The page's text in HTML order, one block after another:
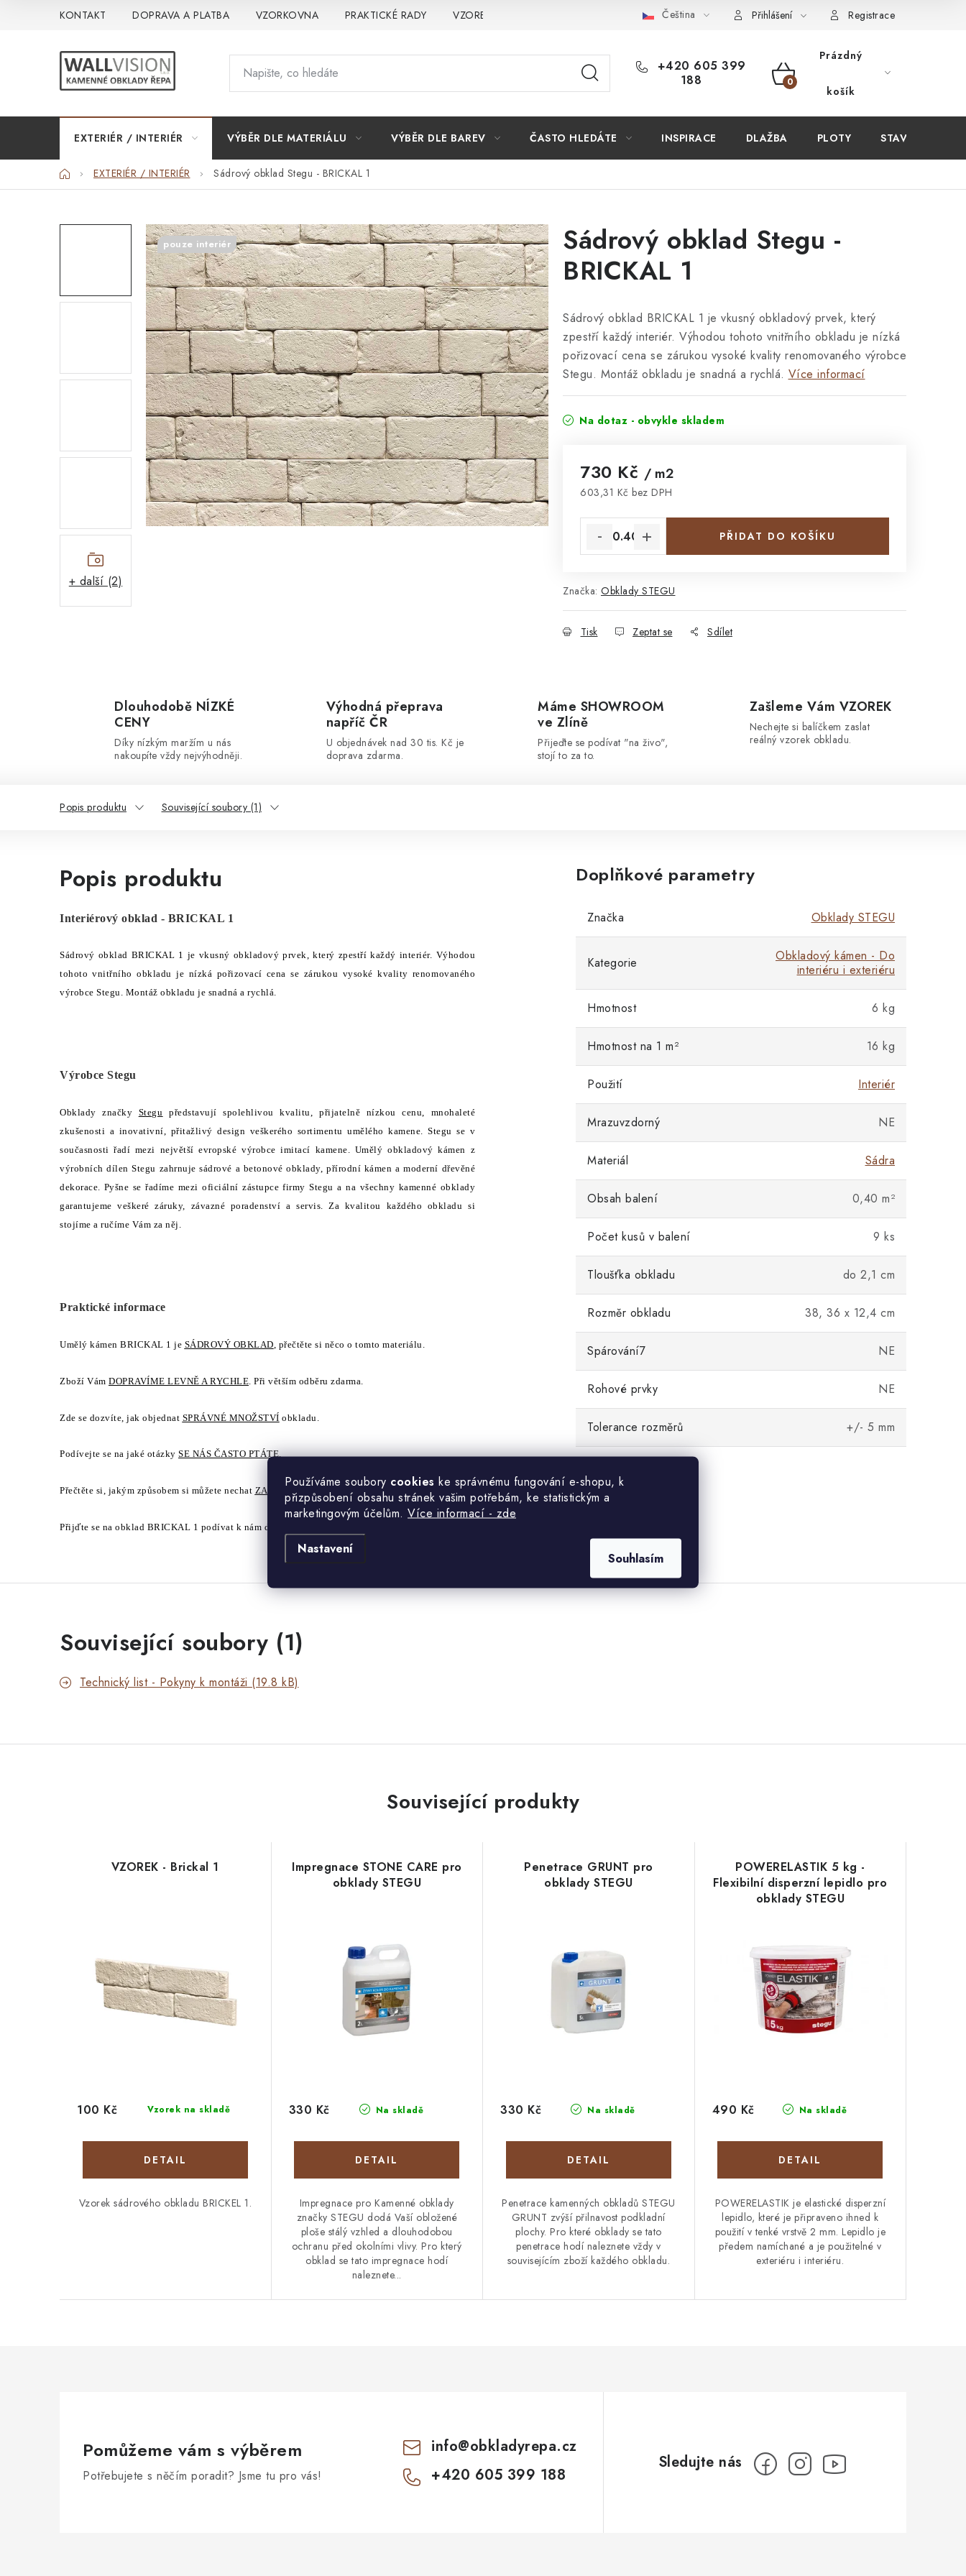
Používáme soubory cookies ke správnému fungování e-shopu, k
přizpůsobení obsahu stránek vašim potřebám, ke statistickým a
marketingovým účelům. Více informací - zde
Nastavení
Souhlasím
KONTAKT DOPRAVA A PLATBA VZORKOVNA PRAKTICKÉ RADY VZOREK PROČ KOUPIT U NÁS? VIRTUÁLNÍ PROHLÍDKA OBCHODNÍ
Čeština Přihlášení Registrace
+420 605 399
188
NÁKUPNÍ
Prázdný
košík
EXTERIÉR / INTERIÉR VÝBĚR DLE MATERIÁLU VÝBĚR DLE BAREV ČASTO HLEDÁTE INSPIRACE DLAŽBA PLOTY STAVEBNÍ
DomůEXTERIÉR / INTERIÉR Sádrový obklad Stegu - BRICKAL 1
+ další (2)
Sádrový obklad Stegu -
BRICKAL 1
Sádrový obklad BRICKAL 1 je vkusný obkladový prvek, který
zpestří každý interiér. Výhodou tohoto vnitřního obkladu je nízká
pořizovací cena se zárukou vysoké kvality renomovaného výrobce
Stegu. Montáž obkladu je snadná a rychlá. Více informací
Na dotaz - obvykle skladem
730 Kč / m2
603,31 Kč bez DPH
PŘIDAT DO KOŠÍKU
Značka: Obklady STEGU
Tisk Zeptat se Sdílet
pouze interiér
Dlouhodobě NÍZKÉ
CENY
Díky nízkým maržím u nás
nakoupíte vždy nejvýhodněji.
Výhodná přeprava
napříč ČR
U objednávek nad 30 tis. Kč je
doprava zdarma.
Máme SHOWROOM
ve Zlíně
Přijeďte se podívat "na živo",
stojí to za to.
Zašleme Vám VZOREK
Nechejte si balíčkem zaslat
reálný vzorek obkladu.
Popis produktu Související soubory (1)
Popis produktu
Interiérový obklad - BRICKAL 1
Sádrový obklad BRICKAL 1 je vkusný obkladový prvek, který zpestří každý interiér. Výhodou
tohoto vnitřního obkladu je nízká pořizovací cena se zárukou vysoké kvality renomovaného
výrobce Stegu. Montáž obkladu je snadná a rychlá.
Výrobce Stegu
Obklady značky Stegu představují spolehlivou kvalitu, přijatelně nízkou cenu, mnohaleté
zkušenosti a inovativní, přitažlivý design veškerého sortimentu umělého kamene. Stegu se v
současnosti řadí mezi největší evropské výrobce imitací kamene. Umělý obkladový kámen z
výrobních dílen Stegu zahrnuje sádrové a betonové obklady, přírodní kámen a moderní dřevěné
dekorace. Pyšne se řadíme mezi oficiální zástupce firmy Stegu a na všechny kamenné obklady
garantujeme veškeré záruky, závazné poradenství a servis. Za kvalitou každého obkladu si
stojíme a ručíme Vám za něj.
Praktické informace
Umělý kámen BRICKAL 1 je SÁDROVÝ OBKLAD, přečtěte si něco o tomto materiálu.
Zboží Vám DOPRAVÍME LEVNĚ A RYCHLE. Při větším odběru zdarma.
Zde se dozvíte, jak objednat SPRÁVNÉ MNOŽSTVÍ obkladu.
Podívejte se na jaké otázky SE NÁS ČASTO PTÁTE.
Přečtěte si, jakým způsobem si můžete nechat ZASLAT ZDARMA VZOREK tohoto obkladu.
Přijďte se na obklad BRICKAL 1 podívat k nám do
Doplňkové parametry
Značka Obklady STEGU
Kategorie
Obkladový kámen - Do
interiéru i exteriéru
Hmotnost 6 kg
Hmotnost na 1 m² 16 kg
Použití Interiér
Mrazuvzdorný NE
Materiál Sádra
Obsah balení 0,40 m²
Počet kusů v balení 9 ks
Tloušťka obkladu do 2,1 cm
Rozměr obkladu 38, 36 x 12,4 cm
Spárování7 NE
Rohové prvky NE
Tolerance rozměrů +/- 5 mm
Související soubory (1)
Technický list - Pokyny k montáži (19.8 kB)
Související produkty
VZOREK - Brickal 1
Vzorek na skladě
100 Kč
Vzorek sádrového obkladu BRICKEL 1.
Impregnace STONE CARE pro
obklady STEGU
Na skladě
330 Kč
Impregnace pro Kamenné obklady
značky STEGU dodá Vaší obložené
ploše stálý vzhled a dlouhodobou
ochranu před okolními vlivy. Pro který
obklad se tato impregnace hodí
naleznete...
Penetrace GRUNT pro
obklady STEGU
Na skladě
330 Kč
Penetrace kamenných obkladů STEGU
GRUNT zvýší přilnavost podkladní
plochy. Pro které obklady se tato
penetrace hodí naleznete vždy v
souvisejícím zboží každého obkladu.
POWERELASTIK 5 kg -
Flexibilní disperzní lepidlo pro
obklady STEGU
Na skladě
490 Kč
POWERELASTIK je elastické disperzní
lepidlo, které je připraveno ihned k
použití v tenké vrstvě 2 mm. Lepidlo je
předem namíchané a je použitelné v
exteriéru i interiéru.
Pomůžeme vám s výběrem
Potřebujete s něčím poradit? Jsme tu pro vás!
info@obkladyrepa.cz
+420 605 399 188